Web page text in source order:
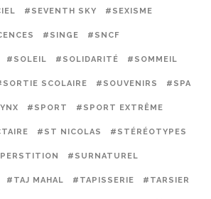
#SEVENTH SKY #SEXISME
#SINGE #SNCF
#SOLEIL #SOLIDARITÉ #SOMMEIL
SCOLAIRE #SOUVENIRS #SPA
#SPORT #SPORT EXTRÊME
#ST NICOLAS #STÉRÉOTYPES
#SURNATUREL
#TAJ MAHAL #TAPISSERIE #TARSIER